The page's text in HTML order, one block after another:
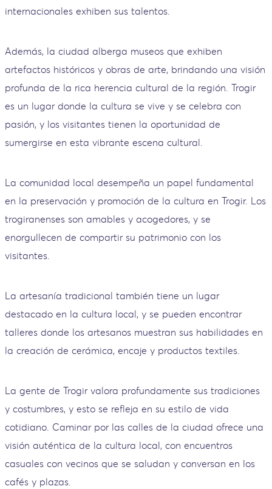
internacionales exhiben sus talentos.
Además, la ciudad alberga museos que exhiben
artefactos históricos y obras de arte, brindando una visión
profunda de la rica herencia cultural de la región. Trogir
es un lugar donde la cultura se vive y se celebra con
pasión, y los visitantes tienen la oportunidad de
sumergirse en esta vibrante escena cultural.
La comunidad local desempeña un papel fundamental
en la preservación y promoción de la cultura en Trogir. Los
trogiranenses son amables y acogedores, y se
enorgullecen de compartir su patrimonio con los
visitantes.
La artesanía tradicional también tiene un lugar
destacado en la cultura local, y se pueden encontrar
talleres donde los artesanos muestran sus habilidades en
la creación de cerámica, encaje y productos textiles.
La gente de Trogir valora profundamente sus tradiciones
y costumbres, y esto se refleja en su estilo de vida
cotidiano. Caminar por las calles de la ciudad ofrece una
visión auténtica de la cultura local, con encuentros
casuales con vecinos que se saludan y conversan en los
cafés y plazas.